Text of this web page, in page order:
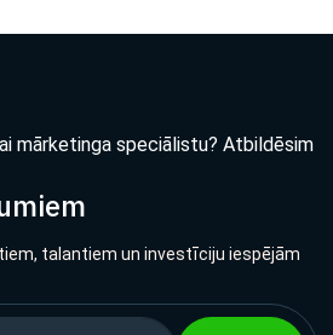
mārketinga speciālistu? Atbildēsim
talantiem un investīciju iespējām